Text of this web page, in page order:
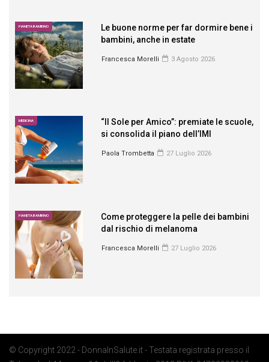
PIANETA BAMBINO
Le buone norme per far dormire bene i
bambini, anche in estate
Francesca Morelli 3 Agosto 2026
MEDICINA
“Il Sole per Amico”: premiate le scuole,
si consolida il piano dell’IMI
Paola Trombetta 27 Luglio 2026
PIANETA BAMBINO
Come proteggere la pelle dei bambini
dal rischio di melanoma
Francesca Morelli 27 Luglio 2026
© Copyright 2022 - DonnaInSalute.it - Testata registrata presso il